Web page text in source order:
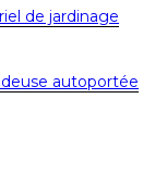
de jardinage
autoportée